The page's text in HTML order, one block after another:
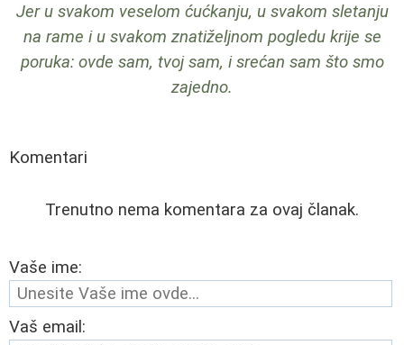
Jer u svakom veselom ćućkanju, u svakom sletanju
na rame i u svakom znatiželjnom pogledu krije se
poruka: ovde sam, tvoj sam, i srećan sam što smo
zajedno.
Komentari
Trenutno nema komentara za ovaj članak.
Vaše ime:
Vaš email: